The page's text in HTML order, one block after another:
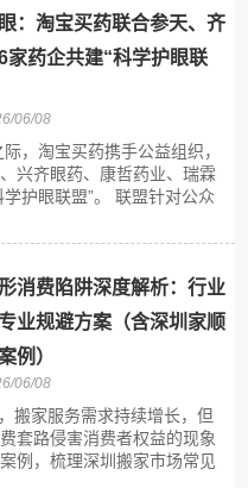
：淘宝买药联合参天、齐
家药企共建“科学护眼联
06/08
，淘宝买药携手公益组织，
兴齐眼药、康哲药业、瑞霖
护眼联盟”。 联盟针对公众
消费陷阱深度解析：行业
业规避方案（含深圳家顺
例）
06/08
搬家服务需求持续增长，但
套路侵害消费者权益的现象
例，梳理深圳搬家市场常见